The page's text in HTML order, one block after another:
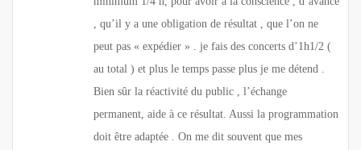
, qu’il y a une obligation de résultat , que l’on ne
peut pas « expédier » . je fais des concerts d’1h1/2 (
au total ) et plus le temps passe plus je me détend .
Bien sûr la réactivité du public , l’échange
permanent, aide à ce résultat. Aussi la programmation
doit être adaptée . On me dit souvent que mes